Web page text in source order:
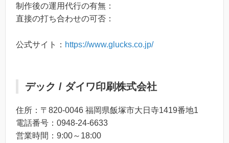
制作後の運用代行の有無：
直接の打ち合わせの可否：
公式サイト： https://www.glucks.co.jp/
デック / ダイワ印刷株式会社
住所：〒820-0046 福岡県飯塚市大日寺1419番地1
電話番号：0948-24-6633
営業時間：9:00～18:00